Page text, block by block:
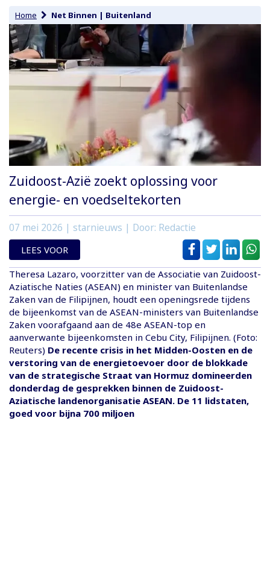
Home Net Binnen | Buitenland
Zuidoost-Azië zoekt oplossing voor
energie- en voedseltekorten
07 mei 2026 | starnieuws | Door: Redactie
LEES VOOR
Theresa Lazaro, voorzitter van de Associatie van Zuidoost-
Aziatische Naties (ASEAN) en minister van Buitenlandse
Zaken van de Filipijnen, houdt een openingsrede tijdens
de bijeenkomst van de ASEAN-ministers van Buitenlandse
Zaken voorafgaand aan de 48e ASEAN-top en
aanverwante bijeenkomsten in Cebu City, Filipijnen. (Foto:
Reuters) De recente crisis in het Midden-Oosten en de
verstoring van de energietoevoer door de blokkade
van de strategische Straat van Hormuz domineerden
donderdag de gesprekken binnen de Zuidoost-
Aziatische landenorganisatie ASEAN. De 11 lidstaten,
goed voor bijna 700 miljoen